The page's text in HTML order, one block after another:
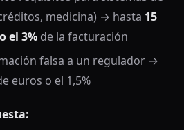
medicina) → hasta 15
el 3% de la facturación
falsa a un regulador →
euros o el 1,5%